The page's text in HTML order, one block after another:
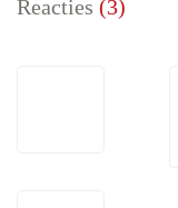
Reacties(3)